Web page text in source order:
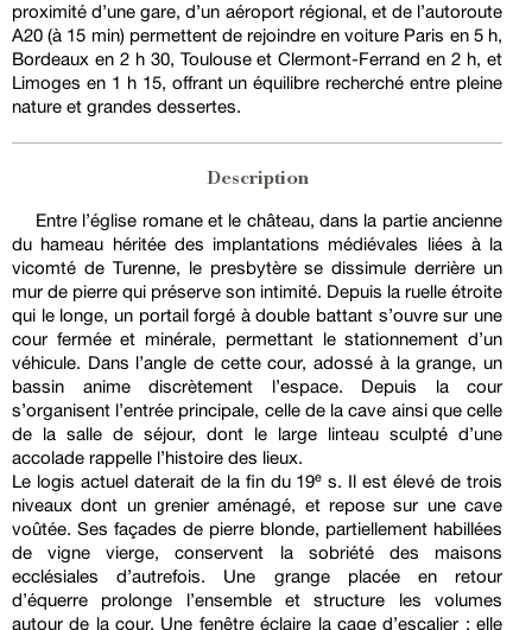
proximité d’une gare, d’un aéroport régional, et de l’autoroute
A20 (à 15 min) permettent de rejoindre en voiture Paris en 5 h,
Bordeaux en 2 h 30, Toulouse et Clermont-Ferrand en 2 h, et
Limoges en 1 h 15, offrant un équilibre recherché entre pleine
nature et grandes dessertes.
Description
Entre l’église romane et le château, dans la partie ancienne
du hameau héritée des implantations médiévales liées à la
vicomté de Turenne, le presbytère se dissimule derrière un
mur de pierre qui préserve son intimité. Depuis la ruelle étroite
qui le longe, un portail forgé à double battant s’ouvre sur une
cour fermée et minérale, permettant le stationnement d’un
véhicule. Dans l’angle de cette cour, adossé à la grange, un
bassin anime discrètement l’espace. Depuis la cour
s’organisent l’entrée principale, celle de la cave ainsi que celle
de la salle de séjour, dont le large linteau sculpté d’une
accolade rappelle l’histoire des lieux.
Le logis actuel daterait de la fin du 19ᵉ s. Il est élevé de trois
niveaux dont un grenier aménagé, et repose sur une cave
voûtée. Ses façades de pierre blonde, partiellement habillées
de vigne vierge, conservent la sobriété des maisons
ecclésiales d’autrefois. Une grange placée en retour
d’équerre prolonge l’ensemble et structure les volumes
autour de la cour. Une fenêtre éclaire la cage d’escalier ; elle